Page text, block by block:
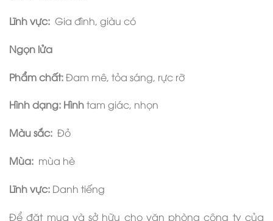
Lĩnh vực: Gia đình, giàu có
Ngọn lửa
Phẩm chất:Đam mê, tỏa sáng, rực rỡ
Hình dạng: Hìnhtam giác, nhọn
Màu sắc: Đỏ
Mùa: mùa hè
Lĩnh vực: Danh tiếng
Để đặt mua và sở hữu cho văn phòng công ty của